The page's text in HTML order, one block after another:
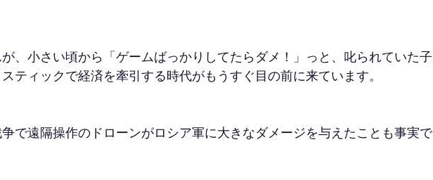
、小さい頃から「ゲームばっかりしてたらダメ！」っと、叱られていた子
ティックで経済を牽引する時代がもうすぐ目の前に来ています。
で遠隔操作のドローンがロシア軍に大きなダメージを与えたことも事実で